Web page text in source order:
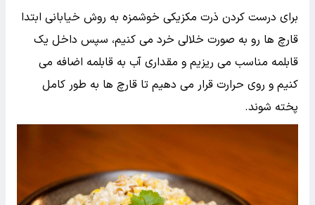
برای درست کردن ذرت مکزیکی خوشمزه به روش خیابانی ابتدا
قارچ ها رو به صورت خلالی خرد می کنیم، سپس داخل یک
قابلمه مناسب می ریزیم و مقداری آب به قابلمه اضافه می
کنیم و روی حرارت قرار می دهیم تا قارچ ها به طور کامل
پخته شوند.